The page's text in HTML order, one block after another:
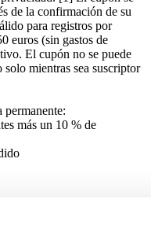
de la confirmación de su
para registros por
euros (sin gastos de
El cupón no se puede
mientras sea suscriptor
permanente:
más un 10 % de